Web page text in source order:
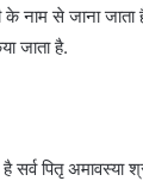
नाम से जाना जाता
जाता है.
पितृ अमावस्या